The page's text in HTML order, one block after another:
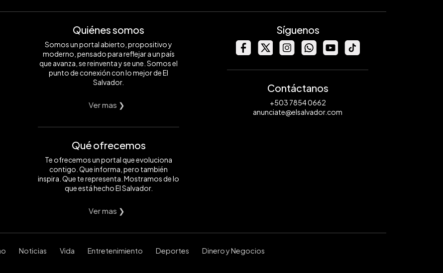
Quiénes somos
Somos un portal abierto, propositivo y
moderno, pensado para reflejar a un país
que avanza, se reinventa y se une. Somos el
punto de conexión con lo mejor de El
Salvador.
Ver mas ❯
Qué ofrecemos
Te ofrecemos un portal que evoluciona
contigo. Que informa, pero también
inspira. Que te representa. Mostramos de lo
que está hecho El Salvador.
Ver mas ❯
Síguenos
Contáctanos
+503 7854 0662
anunciate@elsalvador.com
Noticias Vida Entretenimiento Deportes Dinero y Negocios